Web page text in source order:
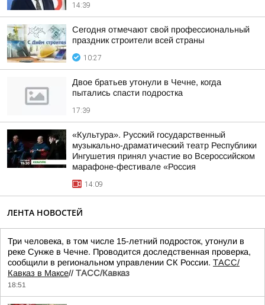
14:39
Сегодня отмечают свой профессиональный
праздник строители всей страны
10:27
Двое братьев утонули в Чечне, когда
пытались спасти подростка
17:39
«Культура». Русский государственный
музыкально-драматический театр Республики
Ингушетия принял участие во Всероссийском
марафоне-фестивале «Россия
14:09
ЛЕНТА НОВОСТЕЙ
Три человека, в том числе 15-летний подросток, утонули в
реке Сунже в Чечне. Проводится доследственная проверка,
сообщили в региональном управлении СК России. ТАСС/
Кавказ в Максе// ТАСС/Кавказ
18:51